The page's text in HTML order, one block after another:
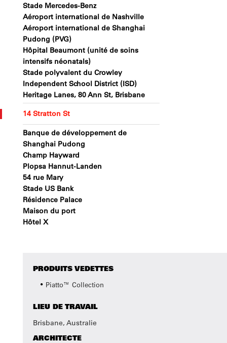
Stade Mercedes-Benz
Aéroport international de Nashville
Aéroport international de Shanghai
Pudong (PVG)
Hôpital Beaumont (unité de soins
intensifs néonatals)
Stade polyvalent du Crowley
Independent School District (ISD)
Heritage Lanes, 80 Ann St, Brisbane
14 Stratton St
Banque de développement de
Shanghai Pudong
Champ Hayward
Plopsa Hannut-Landen
54 rue Mary
Stade US Bank
Résidence Palace
Maison du port
Hôtel X
PRODUITS VEDETTES
Piatto™ Collection
LIEU DE TRAVAIL
Brisbane, Australie
ARCHITECTE